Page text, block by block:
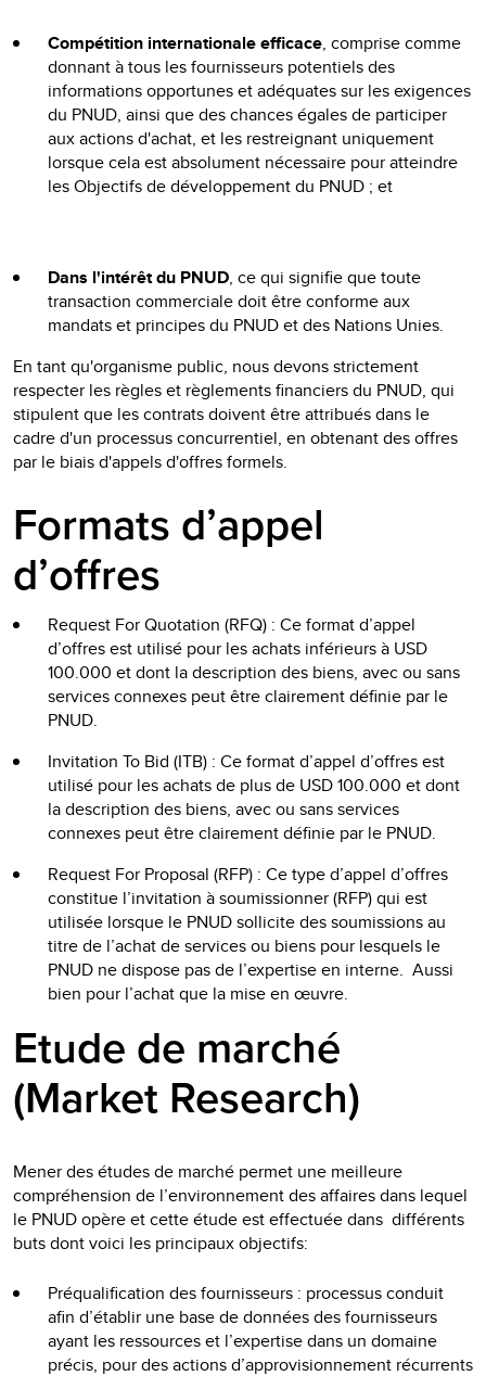
Compétition internationale efficace, comprise comme
donnant à tous les fournisseurs potentiels des
informations opportunes et adéquates sur les exigences
du PNUD, ainsi que des chances égales de participer
aux actions d'achat, et les restreignant uniquement
lorsque cela est absolument nécessaire pour atteindre
les Objectifs de développement du PNUD ; et
Dans l'intérêt du PNUD, ce qui signifie que toute
transaction commerciale doit être conforme aux
mandats et principes du PNUD et des Nations Unies.
En tant qu'organisme public, nous devons strictement
respecter les règles et règlements financiers du PNUD, qui
stipulent que les contrats doivent être attribués dans le
cadre d'un processus concurrentiel, en obtenant des offres
par le biais d'appels d'offres formels.
Formats d’appel
d’offres
Request For Quotation (RFQ) : Ce format d’appel
d’offres est utilisé pour les achats inférieurs à USD
100.000 et dont la description des biens, avec ou sans
services connexes peut être clairement définie par le
PNUD.
Invitation To Bid (ITB) : Ce format d’appel d’offres est
utilisé pour les achats de plus de USD 100.000 et dont
la description des biens, avec ou sans services
connexes peut être clairement définie par le PNUD.
Request For Proposal (RFP) : Ce type d’appel d’offres
constitue l’invitation à soumissionner (RFP) qui est
utilisée lorsque le PNUD sollicite des soumissions au
titre de l’achat de services ou biens pour lesquels le
PNUD ne dispose pas de l’expertise en interne. Aussi
bien pour l’achat que la mise en œuvre.
Etude de marché
(Market Research)
Mener des études de marché permet une meilleure
compréhension de l’environnement des affaires dans lequel
le PNUD opère et cette étude est effectuée dans différents
buts dont voici les principaux objectifs:
Préqualification des fournisseurs : processus conduit
afin d’établir une base de données des fournisseurs
ayant les ressources et l’expertise dans un domaine
précis, pour des actions d’approvisionnement récurrents